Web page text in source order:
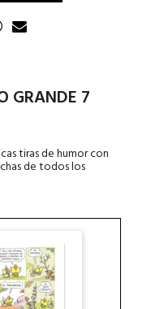
GRANDE 7
tiras de humor con
de todos los